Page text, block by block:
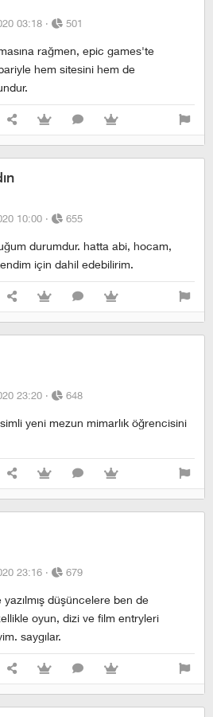
03:18 · 501
rağmen, epic games'te
hem sitesini hem de
10:00 · 655
durumdur. hatta abi, hocam,
için dahil edebilirim.
23:20 · 648
yeni mezun mimarlık öğrencisini
23:16 · 679
düşüncelere ben de
oyun, dizi ve film entryleri
saygılar.